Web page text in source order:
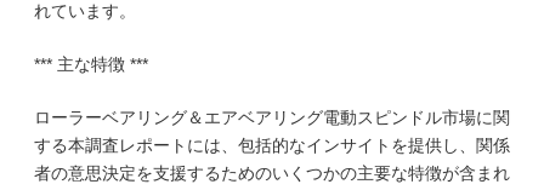
れています。
*** 主な特徴 ***
ローラーベアリング＆エアベアリング電動スピンドル市場に関
する本調査レポートには、包括的なインサイトを提供し、関係
者の意思決定を支援するためのいくつかの主要な特徴が含まれ